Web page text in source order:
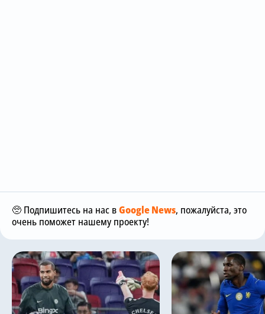
🥺 Подпишитесь на нас вGoogle News, пожалуйста, это
очень поможет нашему проекту!